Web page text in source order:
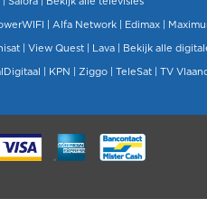
Alfa Network Edimax |
View Quest Lava Bekijk alle
KPN Ziggo TeleSat TV